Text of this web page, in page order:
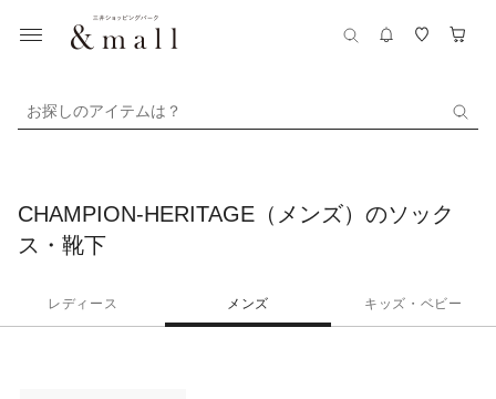
お探しのアイテムは？
CHAMPION-HERITAGE（メンズ）のソック
ス・靴下
レディース メンズ キッズ・ベビー